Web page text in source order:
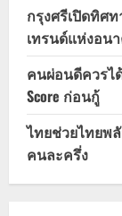
กรุงศรีเปิดทิศท
เทรนด์แห่งอน
คนผ่อนดีควรไ
Score ก่อนกู้
ไทยช่วยไทยพ
คนละครึ่ง